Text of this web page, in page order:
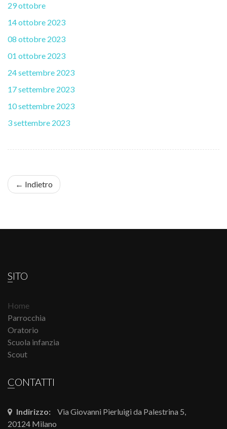
29 ottobre
14 ottobre 2023
08 ottobre 2023
01 ottobre 2023
24 settembre 2023
17 settembre 2023
10 settembre 2023
3 settembre 2023
← Indietro
SITO
Home
Parrocchia
Oratorio
Scuola infanzia
Scout
CONTATTI
Indirizzo:
Via Giovanni Pierluigi da Palestrina 5,
20124 Milano